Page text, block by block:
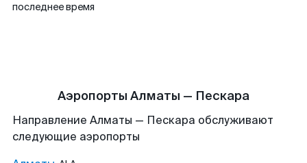
последнее время
Аэропорты Алматы — Пескара
Направление Алматы — Пескара обслуживают
следующие аэропорты